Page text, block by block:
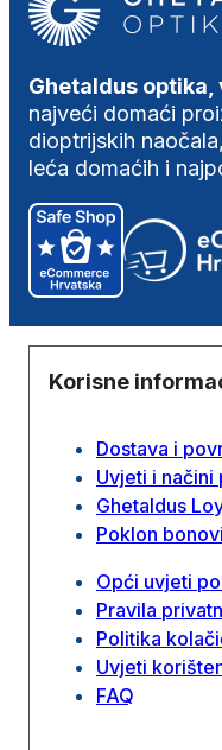
Ghetaldus optika,
najveći domaći
dioptrijskih
leća domaćih i
Korisne
Dostava i
Uvjeti i načini
Ghetaldus
Poklon bonovi
Opći uvjeti
Pravila
Politika
Uvjeti
FAQ